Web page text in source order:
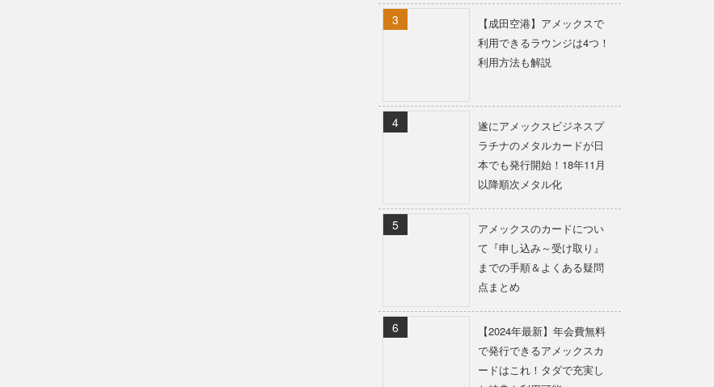
【成田空港】アメックスで
利用できるラウンジは4つ！
利用方法も解説
遂にアメックスビジネスプ
ラチナのメタルカードが日
本でも発行開始！18年11月
以降順次メタル化
アメックスのカードについ
て『申し込み～受け取り』
までの手順＆よくある疑問
点まとめ
【2024年最新】年会費無料
で発行できるアメックスカ
ードはこれ！タダで充実し